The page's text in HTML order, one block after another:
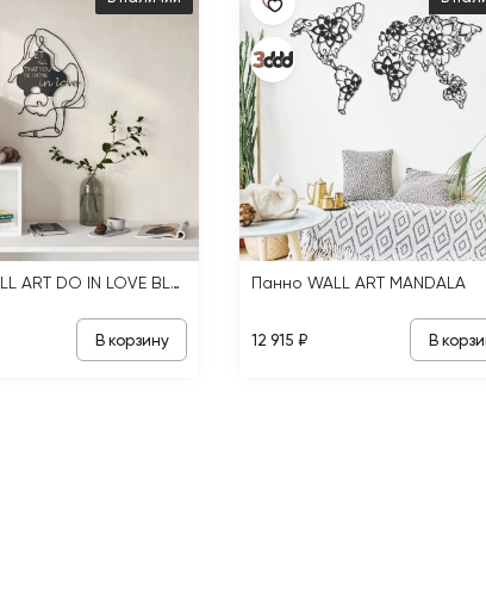
Панно WALL ART DO IN LOVE BLACK
В корзину
Панно WALL ART MANDALA
12 915 ₽ В